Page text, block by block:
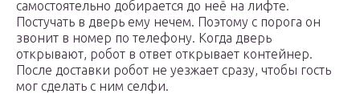
самостоятельно добирается до неё на лифте.
Постучать в дверь ему нечем. Поэтому с порога он
звонит в номер по телефону. Когда дверь
открывают, робот в ответ открывает контейнер.
После доставки робот не уезжает сразу, чтобы гость
мог сделать с ним селфи.